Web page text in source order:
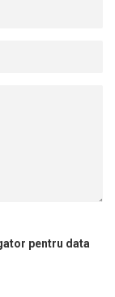
pentru data